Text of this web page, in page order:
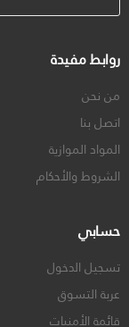
روابط مفيدة
من نحن
اتصل بنا
المواد الموازية
الشروط والأحكام
حسابي
تسجيل الدخول
عربة التسوق
قائمة الأمنيات